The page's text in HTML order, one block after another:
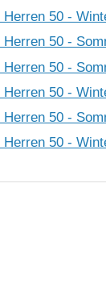
Herren 50 -
Herren 50 -
Herren 50 -
Herren 50 -
Herren 50 -
Herren 50 -